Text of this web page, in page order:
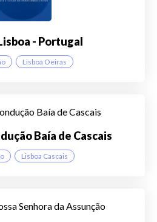
- Portugal
Lisboa Oeiras
Baía de Cascais
Lisboa Cascais